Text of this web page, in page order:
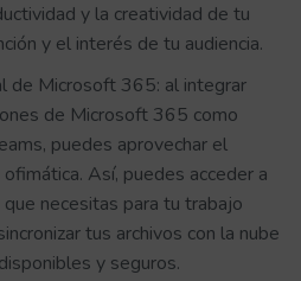
y la creatividad de tu
y el interés de tu audiencia.
de Microsoft 365: al integrar
de Microsoft 365 como
puedes aprovechar el
Así, puedes acceder a
necesitas para tu trabajo
tus archivos con la nube
y seguros.